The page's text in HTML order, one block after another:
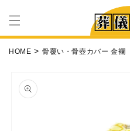
ンツに
進む
HOME 骨覆い・骨壺カバー 金
報にス
キップ